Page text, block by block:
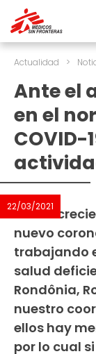
Actualidad >
Ante el
en el
COVID-
22/03/2021
Con el
nuevo
trabajando
salud
Rondônia,
nuestro
ellos hay
por lo cual